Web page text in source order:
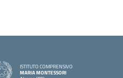
ISTITUTO COMPRENSIVO
MARIA MONTESSORI